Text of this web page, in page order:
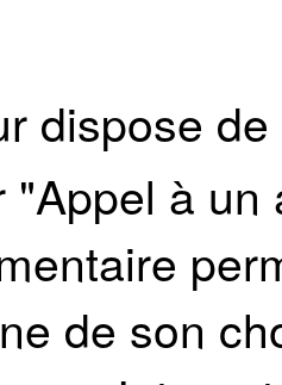
dispose
"Appel à
de son